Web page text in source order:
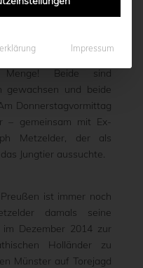
Münster
Menge! Beide sind
gewachsen und beide
Donnerstagvormittag
– gemeinsam mit Ex-
Metzelder, der als
Jungtier aussuchte.
ist immer noch
damals seine
Dezember 2014 zur
Holländer zu
Münster auf Torejagd
Impressum